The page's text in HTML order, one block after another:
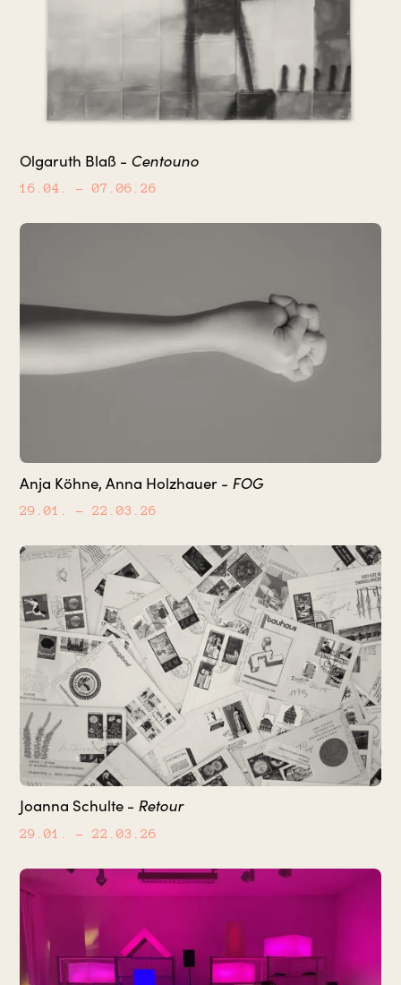
Olgaruth Blaß - Centouno
16.04. – 07.06.26
Anja Köhne, Anna Holzhauer - FOG
29.01. – 22.03.26
Joanna Schulte - Retour
29.01. – 22.03.26